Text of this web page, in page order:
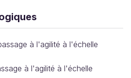
à l'agilité à l'échelle
à l'agilité à l'échelle